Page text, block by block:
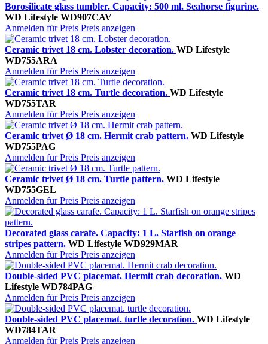
Borosilicate glass tumbler. Capacity: 500 ml. Seahorse figurine.
WD Lifestyle WD907CAV
Anmelden für Preis Preis anzeigen
Ceramic trivet 18 cm. Lobster decoration. WD Lifestyle
WD755ARA
Anmelden für Preis Preis anzeigen
Ceramic trivet 18 cm. Turtle decoration. WD Lifestyle
WD755TAR
Anmelden für Preis Preis anzeigen
Ceramic trivet Ø 18 cm. Hermit crab pattern. WD Lifestyle
WD755PAG
Anmelden für Preis Preis anzeigen
Ceramic trivet Ø 18 cm. Turtle pattern. WD Lifestyle
WD755GEL
Anmelden für Preis Preis anzeigen
Decorated glass carafe. Capacity: 1 L. Starfish on orange
stripes pattern. WD Lifestyle WD929MAR
Anmelden für Preis Preis anzeigen
Double-sided PVC placemat. Hermit crab decoration. WD
Lifestyle WD784PAG
Anmelden für Preis Preis anzeigen
Double-sided PVC placemat. turtle decoration. WD Lifestyle
WD784TAR
Anmelden für Preis Preis anzeigen